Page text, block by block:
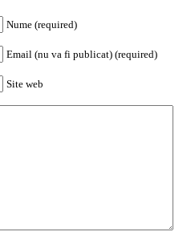
Nume (required)
Email (nu va fi publicat) (required)
Site web